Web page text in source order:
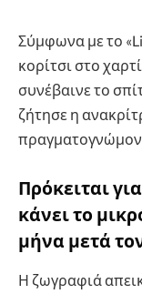
Σύμφωνα με το
κορίτσι στο
συνέβαινε το
ζήτησε η
Πρόκειται
κάνει το
μήνα μετά
Η ζωγραφιά